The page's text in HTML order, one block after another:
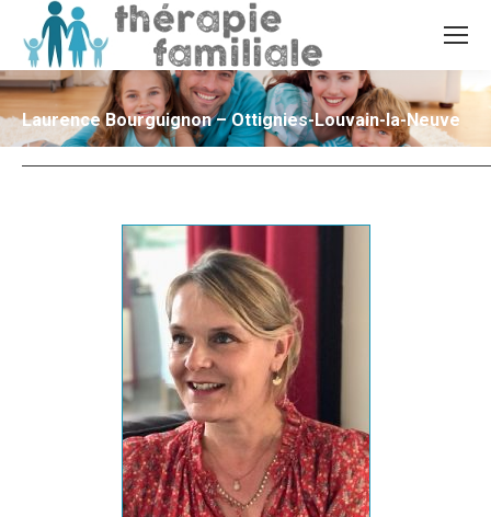
Laurence Bourguignon – Ottignies-Louvain-la-Neuve